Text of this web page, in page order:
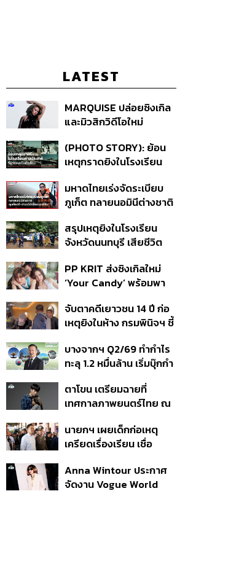
LATEST
MARQUISE ปล่อยซิงเกิล
และมิวสิกวิดีโอใหม่
สัมพันธ์สุด Toxic
(PHOTO STORY): ย้อน
เหตุกราดยิงในโรงเรียน
นักเรียน
มหาดไทยเร่งจัดระเบียบ
ภูเก็ต ทลายนอมินีต่างชาติ
ที่ดิน เคลียร์ใบอนุญาต
โรงแรมค้าง 7 ปี
สรุปเหตุยิงในโรงเรียน
จังหวัดนนทบุรี เสียชีวิต
ปมค้นประวัติคดีกราดยิงที่
สหรัฐฯ
PP KRIT ส่งซิงเกิลใหม่
‘Your Candy’ พร้อมพา
สิกวิดีโอ
จับตาคดีเยาวชน 14 ปี ก่อ
เหตุยิงในห้าง กรมพินิจฯ ชี้
เนื่อง ประเมินปล่อยตัว
บางจากฯ Q2/69 ทำกำไร
ทะลุ 1.2 หมื่นล้าน เริ่มบุ๊กกำ
แรก หนุนรายได้ครึ่งปีทะลุ
3.2 แสนล้าน
ตาโขน เตรียมฉายที่
เทศกาลภาพยนตร์ไทย ณ
นายกฯ เผยเด็กก่อเหตุ
เครียดเรื่องเรียน เชื่อ
กระสุนอีกกว่า 30 นัด หาก
ไม่จบชีวิตตัวเองอาจสูญ
Anna Wintour ประกาศ
จัดงาน Vogue World